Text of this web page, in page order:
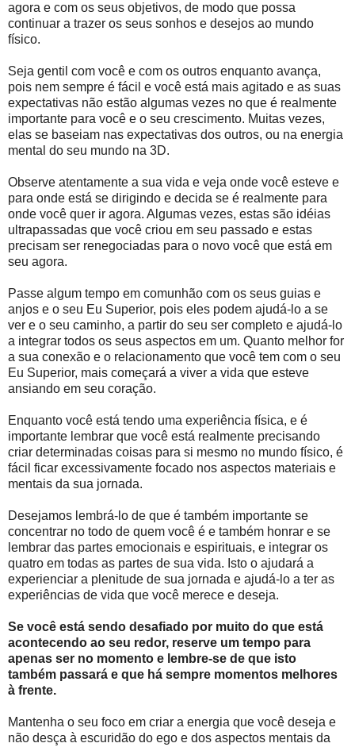
agora e com os seus objetivos, de modo que possa
continuar a trazer os seus sonhos e desejos ao mundo
físico.
Seja gentil com você e com os outros enquanto avança,
pois nem sempre é fácil e você está mais agitado e as suas
expectativas não estão algumas vezes no que é realmente
importante para você e o seu crescimento. Muitas vezes,
elas se baseiam nas expectativas dos outros, ou na energia
mental do seu mundo na 3D.
Observe atentamente a sua vida e veja onde você esteve e
para onde está se dirigindo e decida se é realmente para
onde você quer ir agora. Algumas vezes, estas são idéias
ultrapassadas que você criou em seu passado e estas
precisam ser renegociadas para o novo você que está em
seu agora.
Passe algum tempo em comunhão com os seus guias e
anjos e o seu Eu Superior, pois eles podem ajudá-lo a se
ver e o seu caminho, a partir do seu ser completo e ajudá-lo
a integrar todos os seus aspectos em um. Quanto melhor for
a sua conexão e o relacionamento que você tem com o seu
Eu Superior, mais começará a viver a vida que esteve
ansiando em seu coração.
Enquanto você está tendo uma experiência física, e é
importante lembrar que você está realmente precisando
criar determinadas coisas para si mesmo no mundo físico, é
fácil ficar excessivamente focado nos aspectos materiais e
mentais da sua jornada.
Desejamos lembrá-lo de que é também importante se
concentrar no todo de quem você é e também honrar e se
lembrar das partes emocionais e espirituais, e integrar os
quatro em todas as partes de sua vida. Isto o ajudará a
experienciar a plenitude de sua jornada e ajudá-lo a ter as
experiências de vida que você merece e deseja.
Se você está sendo desafiado por muito do que está
acontecendo ao seu redor, reserve um tempo para
apenas ser no momento e lembre-se de que isto
também passará e que há sempre momentos melhores
à frente.
Mantenha o seu foco em criar a energia que você deseja e
não desça à escuridão do ego e dos aspectos mentais da